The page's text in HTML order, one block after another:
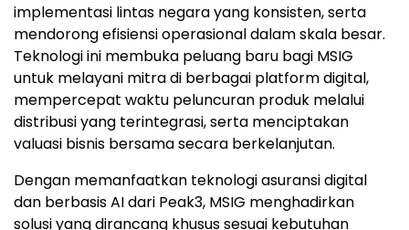
implementasi lintas negara yang konsisten, serta
mendorong efisiensi operasional dalam skala besar.
Teknologi ini membuka peluang baru bagi MSIG
untuk melayani mitra di berbagai platform digital,
mempercepat waktu peluncuran produk melalui
distribusi yang terintegrasi, serta menciptakan
valuasi bisnis bersama secara berkelanjutan.
Dengan memanfaatkan teknologi asuransi digital
dan berbasis AI dari Peak3, MSIG menghadirkan
solusi yang dirancang khusus sesuai kebutuhan